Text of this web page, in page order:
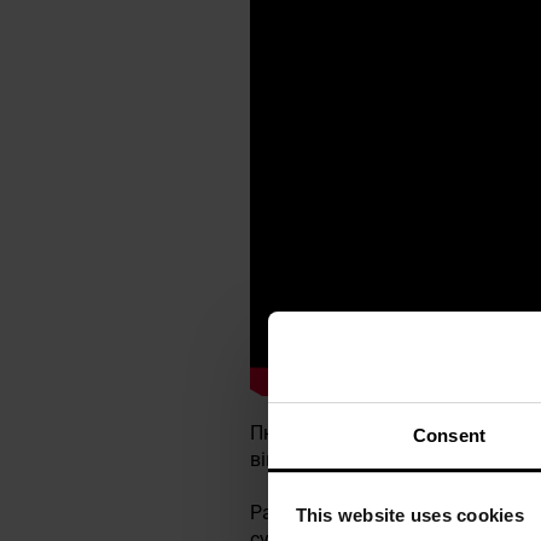
Consent
This website uses cookies
Пневматичний пістолетпід
військового пістолета
Рамка пістолета виготовлена з